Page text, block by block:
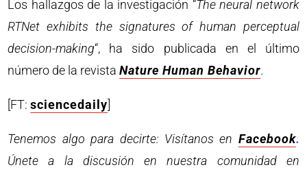
Los hallazgos de la investigación “The neural network
RTNet exhibits the signatures of human perceptual
decision-making“, ha sido publicada en el último
número de la revistaNature Human Behavior.
[FT:sciencedaily
Tenemos algo para decirte: Visítanos en Facebook.
Únete a la discusión en nuestra comunidad en